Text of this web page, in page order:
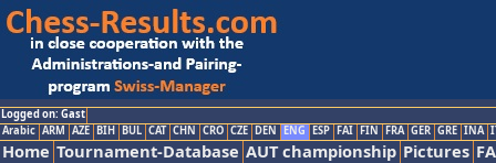
Logged on: Gast
Arabic ARM AZE BIH BUL CAT CHN CRO CZE DEN ENG ESP FAI FIN FRA GER GRE INA
Home Tournament-Database AUT championship Pictures